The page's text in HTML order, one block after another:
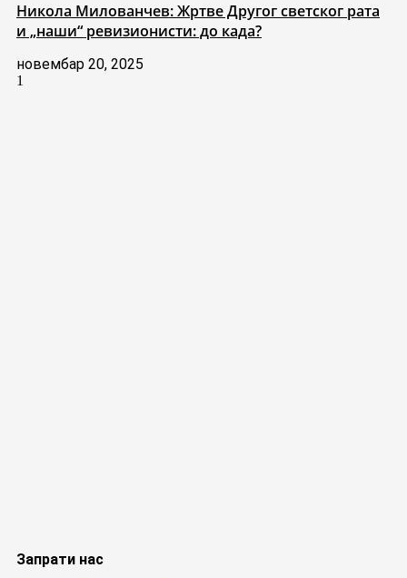
Никола Милованчев: Жртве Другог светског рата
и „наши“ ревизионисти: до када?
новембар 20, 2025
Запрати нас